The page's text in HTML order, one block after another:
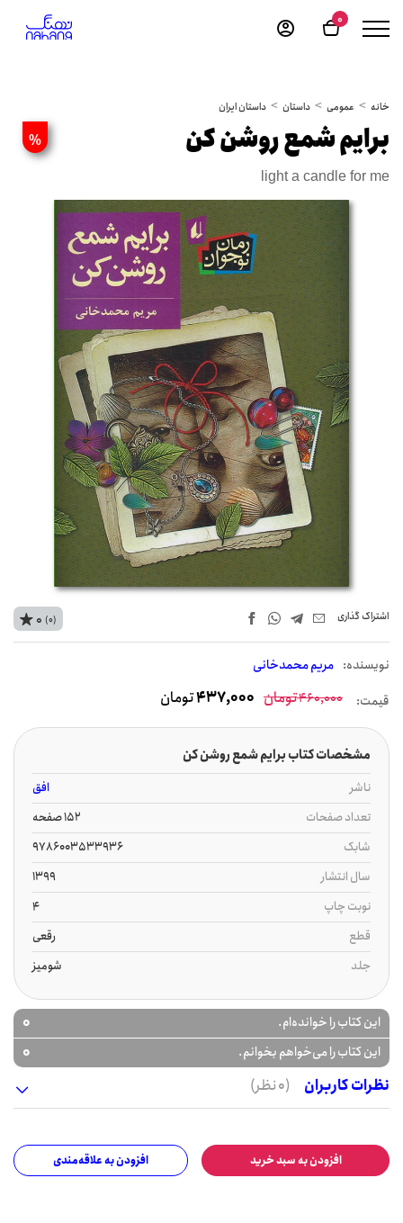
0
خانه عمومی داستان داستان ایران
% برایم شمع روشن کن
light a candle for me
اشتراک‌ گذاری
نويسنده: مریم محمدخانی
0 (0)
قیمت: 460,000تومان 437,000تومان
مشخصات کتاب برایم شمع روشن کن
ناشر
افق
تعداد صفحات
152 صفحه
شابک
9786003533936
سال انتشار
1399
نوبت چاپ
4
قطع
رقعی
جلد
شومیز
این کتاب را خوانده‌ام. 0
این کتاب را می‌خواهم بخوانم.
0
نظرات کاربران
(0 نظر)
افزودن به سبد خرید افزودن به علاقه‌مندی